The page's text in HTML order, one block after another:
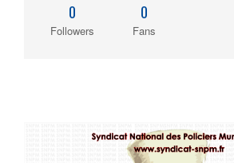
0
Followers
0
Fans